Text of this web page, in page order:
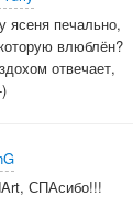
ясеня печально,
влюблён?
отвечает,
СПАсибо!!!